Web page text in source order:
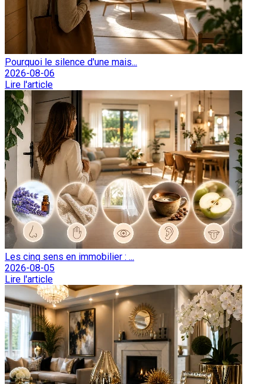
Pourquoi le silence d'une mais...
2026-08-06
Lire l'article
Les cinq sens en immobilier : ...
2026-08-05
Lire l'article